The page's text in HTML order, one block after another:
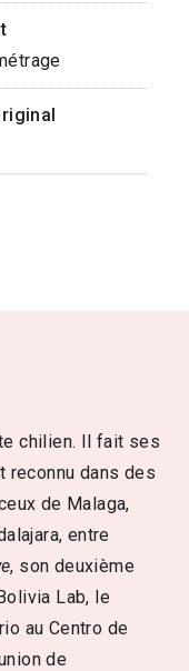
chilien. Il fait ses
reconnu dans des
de Malaga,
entre
, son deuxième
Lab, le
au Centro de
de